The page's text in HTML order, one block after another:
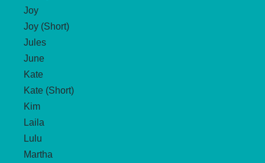
Joy
Joy (Short)
Jules
June
Kate
Kate (Short)
Kim
Laila
Lulu
Martha